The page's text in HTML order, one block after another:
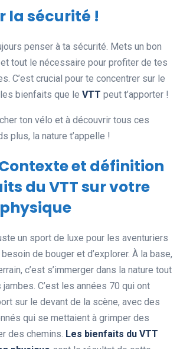
la sécurité !
penser à ta sécurité. Mets un bon
tout le nécessaire pour profiter de tes
C’est crucial pour te concentrer sur le
bienfaits que le VTT peut t’apporter !
ton vélo et à découvrir tous ces
plus, la nature t’appelle !
Contexte et définition
du VTT sur votre
un sport de luxe pour les aventuriers
besoin de bouger et d’explorer. À la base,
c’est s’immerger dans la nature tout
C’est les années 70 qui ont
sur le devant de la scène, avec des
qui se mettaient à grimper des
des chemins. Les bienfaits du VTT